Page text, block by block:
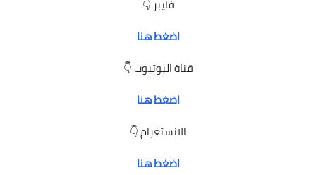
فايبر 👇
اضغط هنا
قناة اليوتيوب 👇
اضغط هنا
الانستغرام 👇
اضغط هنا